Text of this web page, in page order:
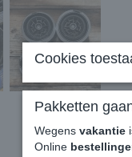
Cookies
Pakketten
Wegens vakantie
Online